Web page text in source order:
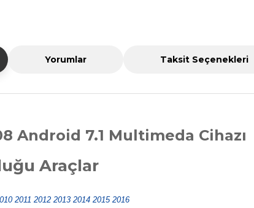
Yorumlar Taksit Seçenekleri
Android 7.1 Multimeda Cihazı
Araçlar
2011 2012 2013 2014 2015 2016